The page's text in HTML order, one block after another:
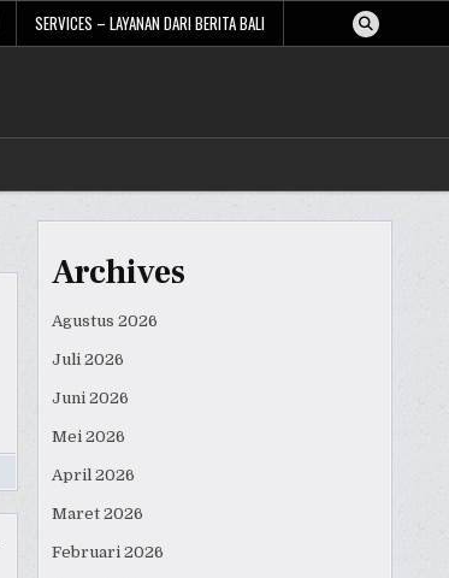
SERVICES – LAYANAN DARI BERITA BALI
Archives
Agustus 2026
Juli 2026
Juni 2026
Mei 2026
April 2026
Maret 2026
Februari 2026